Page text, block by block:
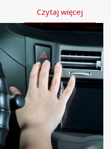
Czytaj więcej